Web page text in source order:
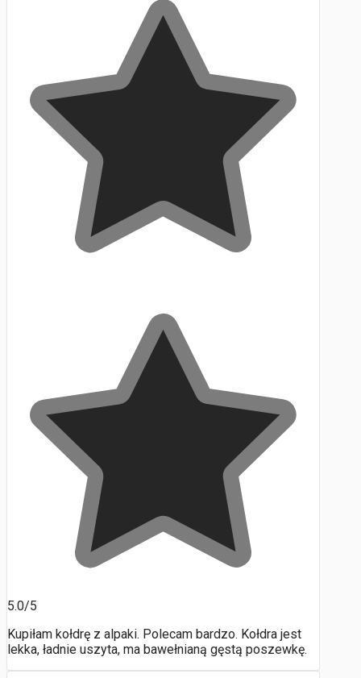
5.0/5
Kupiłam kołdrę z alpaki. Polecam bardzo. Kołdra jest
lekka, ładnie uszyta, ma bawełnianą gęstą poszewkę.